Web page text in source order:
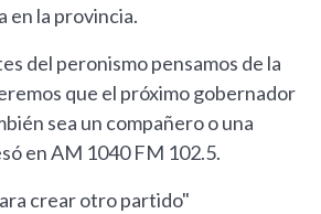
en la provincia.
del peronismo pensamos de la
que el próximo gobernador
sea un compañero o una
en AM 1040 FM 102.5.
crear otro partido"